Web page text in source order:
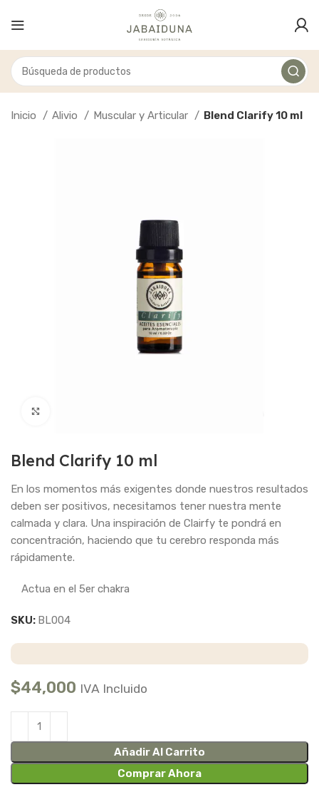
Inicio Alivio Muscular y Articular Blend Clarify 10 ml
Blend Clarify 10 ml
En los momentos más exigentes donde nuestros resultados
deben ser positivos, necesitamos tener nuestra mente
calmada y clara. Una inspiración de Clairfy te pondrá en
concentración, haciendo que tu cerebro responda más
rápidamente.
Actua en el 5er chakra
SKU: BL004
$44,000 IVA Incluido
Añadir Al Carrito
Comprar Ahora